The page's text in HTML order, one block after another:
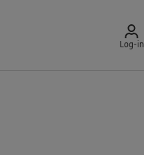
Log-in